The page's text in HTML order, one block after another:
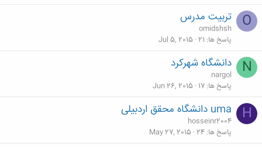
O تربیت مدرس
omidshsh
پاسخ ها 21
Jul 5, 2015
N دانشگاه شهرکرد
nargol
پاسخ ها 17
Jun 26, 2015
H uma دانشگاه محقق اردبیلی
hosseinr2004
پاسخ ها 24
May 27, 2015